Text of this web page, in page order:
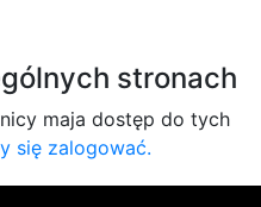
stronach
maja dostęp do tych
się zalogować.